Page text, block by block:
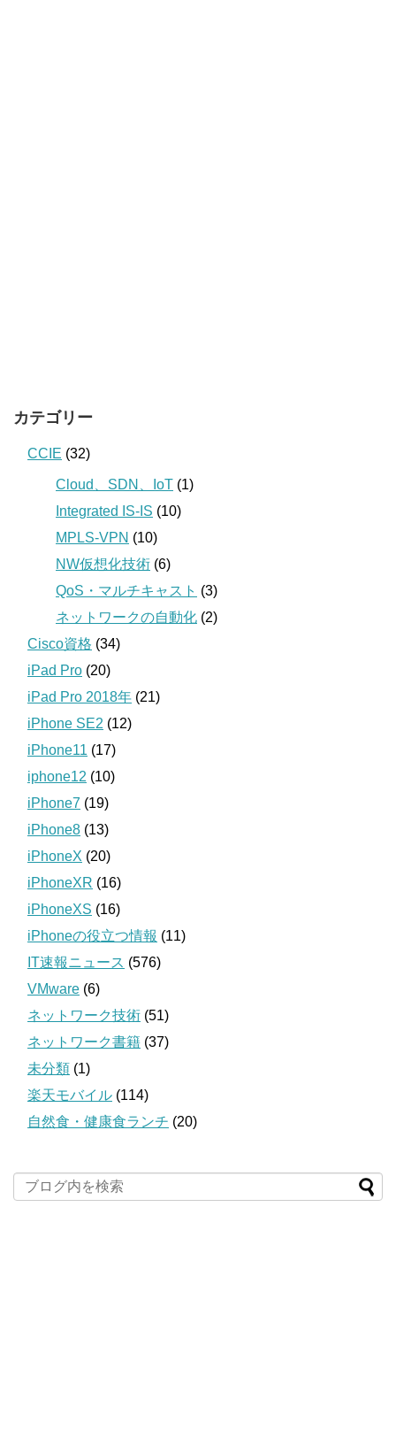
カテゴリー
CCIE (32)
Cloud、SDN、IoT (1)
Integrated IS-IS (10)
MPLS-VPN (10)
NW仮想化技術 (6)
QoS・マルチキャスト (3)
ネットワークの自動化 (2)
Cisco資格 (34)
iPad Pro (20)
iPad Pro 2018年 (21)
iPhone SE2 (12)
iPhone11 (17)
iphone12 (10)
iPhone7 (19)
iPhone8 (13)
iPhoneX (20)
iPhoneXR (16)
iPhoneXS (16)
iPhoneの役立つ情報 (11)
IT速報ニュース (576)
VMware (6)
ネットワーク技術 (51)
ネットワーク書籍 (37)
未分類 (1)
楽天モバイル (114)
自然食・健康食ランチ (20)